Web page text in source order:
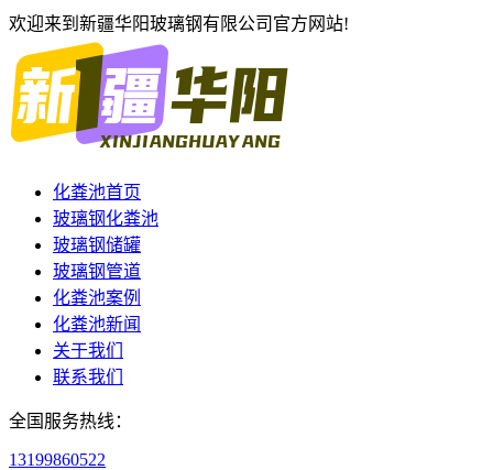
欢迎来到新疆华阳玻璃钢有限公司官方网站!
化粪池首页
玻璃钢化粪池
玻璃钢储罐
玻璃钢管道
化粪池案例
化粪池新闻
关于我们
联系我们
全国服务热线：
13199860522